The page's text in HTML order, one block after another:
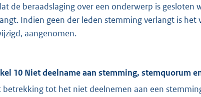
de beraadslaging over een onderwerp is
Indien geen der leden stemming verlangt is
aangenomen.
10 Niet deelname aan stemming, stemquorum
betrekking tot het niet deelnemen aan een